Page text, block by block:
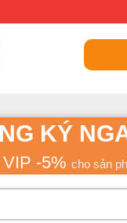
KÝ
VIP -5% cho sản